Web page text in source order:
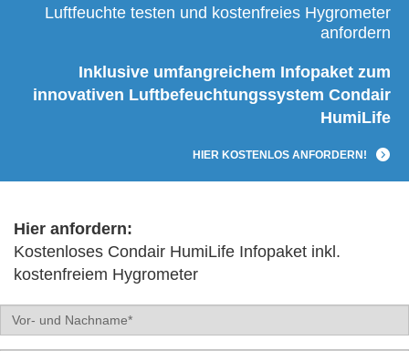
Luftfeuchte testen und kostenfreies Hygrometer
anfordern
Inklusive umfangreichem Infopaket zum
innovativen Luftbefeuchtungssystem Condair
HumiLife
HIER KOSTENLOS ANFORDERN!
Hier anfordern:
Kostenloses Condair HumiLife Infopaket inkl.
kostenfreiem Hygrometer
Name